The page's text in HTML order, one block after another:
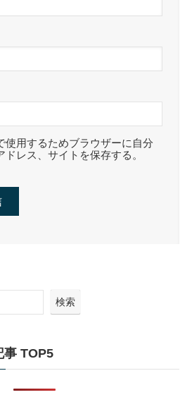
使用するためブラウザーに自分
レス、サイトを保存する。
検索
事 TOP5